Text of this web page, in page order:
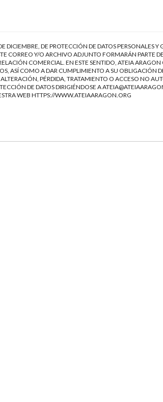
DE PROTECCIÓN DE DATOS PERSONALES Y
CORREO Y/O ARCHIVO ADJUNTO FORMARÁN PARTE
COMERCIAL. EN ESTE SENTIDO, ATEIA ARAGON
ASÍ COMO A DAR CUMPLIMIENTO A SU OBLIGACIÓN
PÉRDIDA, TRATAMIENTO O ACCESO NO
DE DATOS DIRIGIÉNDOSE A
WEB HTTPS://WWW.ATEIAARAGON.ORG